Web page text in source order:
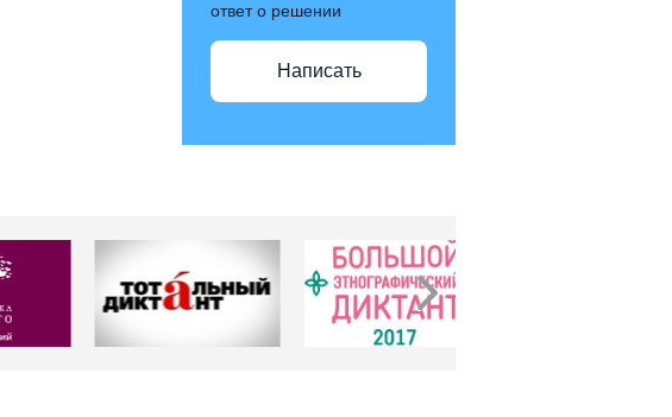
ответ о решении
Написать